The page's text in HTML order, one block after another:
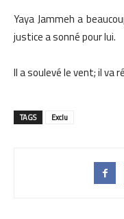
Yaya Jammeh a
justice a sonné pour lui.
Il a soulevé le vent; il va
TAGS Exclu